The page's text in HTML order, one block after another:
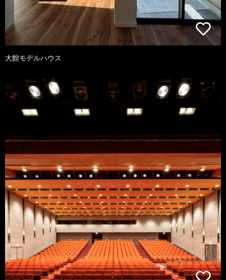
大館モデルハウス